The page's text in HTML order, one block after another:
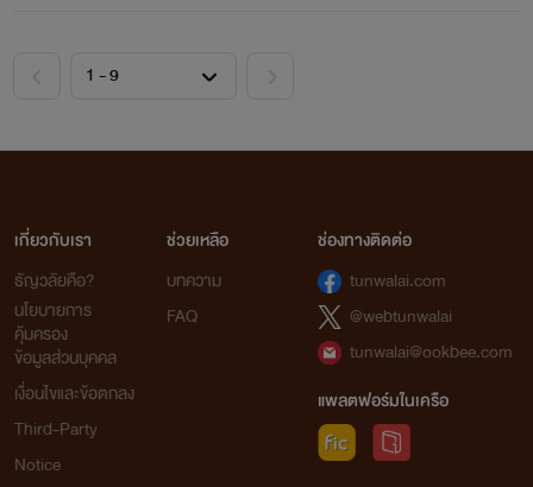
เกี่ยวกับเรา
ธัญวลัยคือ?
นโยบายการ
คุ้มครอง
ข้อมูลส่วนบุคคล
เงื่อนไขและข้อตกลง
Third-Party
Notice
ช่วยเหลือ
บทความ
FAQ
ช่องทางติดต่อ
tunwalai.com
@webtunwalai
tunwalai@ookbee.com
แพลตฟอร์มในเครือ